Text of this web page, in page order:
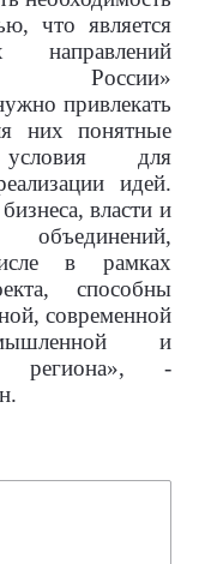
что является
России»
привлекать
них понятные
условия для
идей.
власти и
в рамках
способны
современной
и
региона», -